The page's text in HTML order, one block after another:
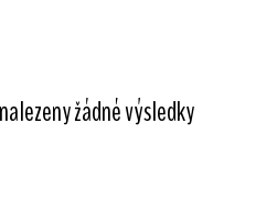
žádné výsledky